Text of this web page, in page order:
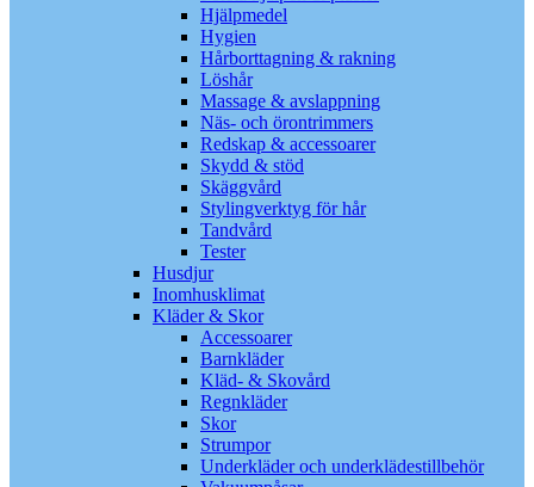
Hjälpmedel
Hygien
Hårborttagning & rakning
Löshår
Massage & avslappning
Näs- och örontrimmers
Redskap & accessoarer
Skydd & stöd
Skäggvård
Stylingverktyg för hår
Tandvård
Tester
Husdjur
Inomhusklimat
Kläder & Skor
Accessoarer
Barnkläder
Kläd- & Skovård
Regnkläder
Skor
Strumpor
Underkläder och underklädestillbehör